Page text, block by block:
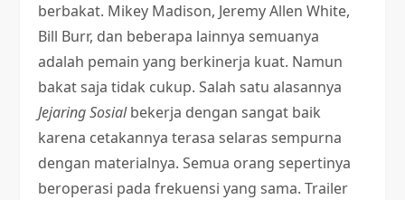
berbakat. Mikey Madison, Jeremy Allen White,
Bill Burr, dan beberapa lainnya semuanya
adalah pemain yang berkinerja kuat. Namun
bakat saja tidak cukup. Salah satu alasannya
Jejaring Sosialbekerja dengan sangat baik
karena cetakannya terasa selaras sempurna
dengan materialnya. Semua orang sepertinya
beroperasi pada frekuensi yang sama. Trailer